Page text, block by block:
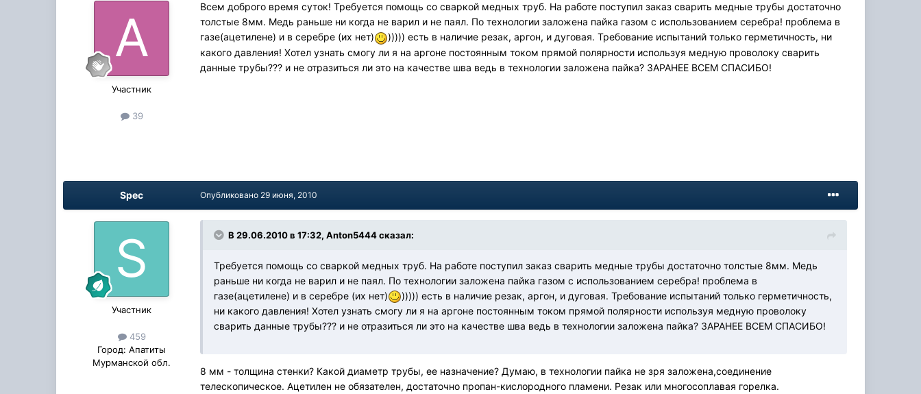
Участник
39
Всем доброго время суток! Требуется помощь со сваркой медных труб. На работе поступил заказ сварить медные трубы достаточно
толстые 8мм. Медь раньше ни когда не варил и не паял. По технологии заложена пайка газом с использованием серебра! проблема в
газе(ацетилене) и в серебре (их нет)
))))) есть в наличие резак, аргон, и дуговая. Требование испытаний только герметичность, ни
какого давления! Хотел узнать смогу ли я на аргоне постоянным током прямой полярности используя медную проволоку сварить
данные трубы??? и не отразиться ли это на качестве шва ведь в технологии заложена пайка? ЗАРАНЕЕ ВСЕМ СПАСИБО!
Spec
Участник
459
Город: Апатиты
Мурманской обл.
Опубликовано 29 июня, 2010
В 29.06.2010 в 17:32, Anton5444 сказал:
Требуется помощь со сваркой медных труб. На работе поступил заказ сварить медные трубы достаточно толстые 8мм. Медь
раньше ни когда не варил и не паял. По технологии заложена пайка газом с использованием серебра! проблема в
газе(ацетилене) и в серебре (их нет)
))))) есть в наличие резак, аргон, и дуговая. Требование испытаний только герметичность,
ни какого давления! Хотел узнать смогу ли я на аргоне постоянным током прямой полярности используя медную проволоку
сварить данные трубы??? и не отразиться ли это на качестве шва ведь в технологии заложена пайка? ЗАРАНЕЕ ВСЕМ СПАСИБО!
8 мм - толщина стенки? Какой диаметр трубы, ее назначение? Думаю, в технологии пайка не зря заложена,соединение
телескопическое. Ацетилен не обязателен, достаточно пропан-кислородного пламени. Резак или многосоплавая горелка.